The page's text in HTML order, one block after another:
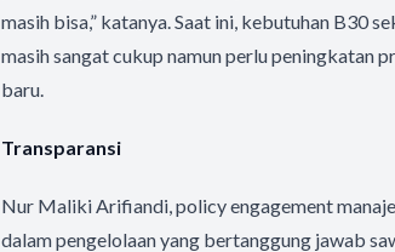
masih bisa,” katanya. Saat ini, kebutuhan B30
masih sangat cukup namun perlu peningkatan
baru.
Transparansi
Nur Maliki Arifiandi, policy engagement
dalam pengelolaan yang bertanggung jawab